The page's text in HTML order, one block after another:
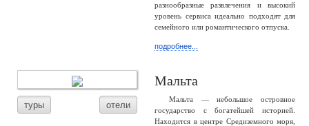
разнообразные развлечения и высокий
уровень сервиса идеально подходят для
семейного или романтического отпуска.
подробнее...
туры отели
Мальта
Мальта — небольшое островное
государство с богатейшей историей.
Находится в центре Средиземного моря,